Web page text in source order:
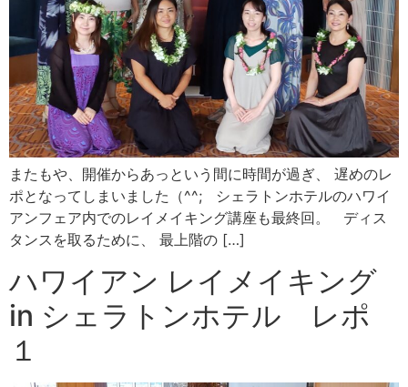
またもや、開催からあっという間に時間が過ぎ、 遅めのレ
ポとなってしまいました（^^; シェラトンホテルのハワイ
アンフェア内でのレイメイキング講座も最終回。 ディス
タンスを取るために、 最上階の […]
ハワイアン レイメイキング
in シェラトンホテル レポ
１